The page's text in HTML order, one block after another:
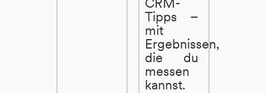
Tipps –
mit
Ergebnissen,
die du
messen
kannst.